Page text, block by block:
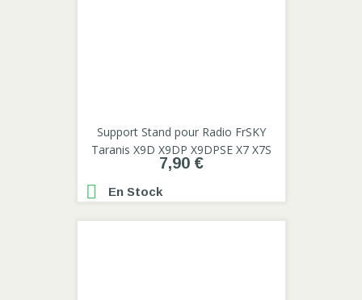
Support Stand pour Radio FrSKY
Taranis X9D X9DP X9DPSE X7 X7S
7,90 €
 En Stock